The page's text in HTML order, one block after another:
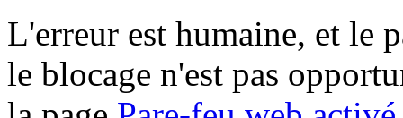
L'erreur est humaine, et le
le blocage n'est pas